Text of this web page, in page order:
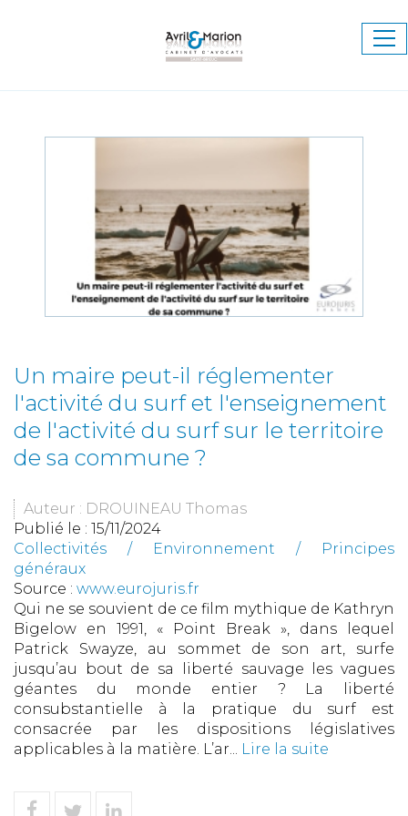
Un maire peut-il réglementer
l'activité du surf et l'enseignement
de l'activité du surf sur le territoire
de sa commune ?
Auteur : DROUINEAU Thomas
Publié le : 15/11/2024
Collectivités / Environnement /
Principes
généraux
Source : www.eurojuris.fr
Qui ne se souvient de ce film mythique de Kathryn
Bigelow en 1991, « Point Break », dans lequel
Patrick Swayze, au sommet de son art, surfe
jusqu’au bout de sa liberté sauvage les vagues
géantes du monde entier ? La liberté
consubstantielle à la pratique du surf est
consacrée par les dispositions législatives
applicables à la matière. L’ar... Lire la suite